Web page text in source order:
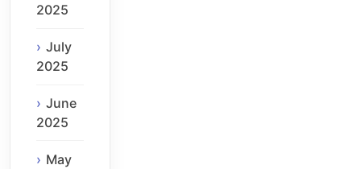
2025
July
2025
June
2025
May